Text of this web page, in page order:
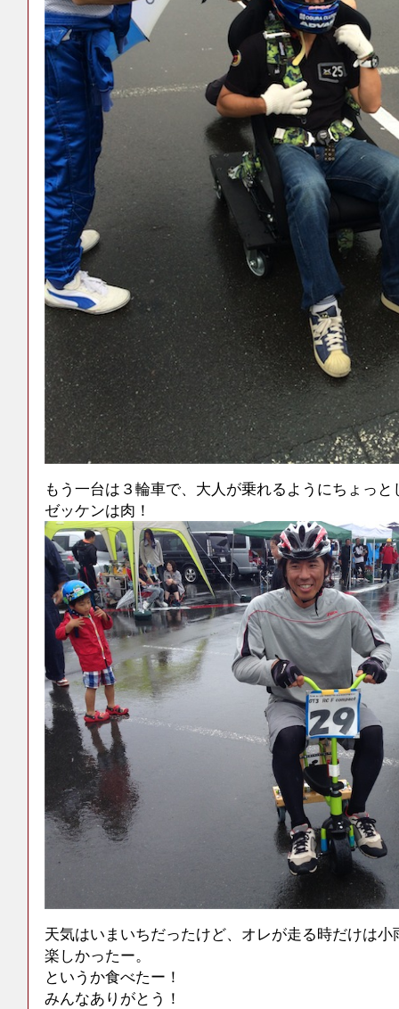
もう一台は３輪車で、大人が乗れるようにちょっ
ゼッケンは肉！
天気はいまいちだったけど、オレが走る時だけは小
楽しかったー。
というか食べたー！
みんなありがとう！